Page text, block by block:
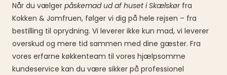
Når du vælger påskemad ud af huset i Skælskørfra
Kokken & Jomfruen, følger vi dig på hele rejsen – fra
bestilling til oprydning. Vi leverer ikke kun mad, vi leverer
overskud og mere tid sammen med dine gæster. Fra
vores erfarne køkkenteam til vores hjælpsomme
kundeservice kan du være sikker på professionel